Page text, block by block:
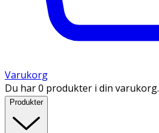
Varukorg
Du har 0 produkter i din varukorg.
Produkter